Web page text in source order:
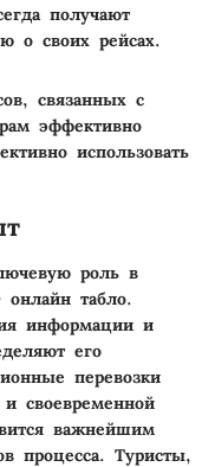
получают
о своих рейсах.
связанных с
эффективно
использовать
роль в
онлайн табло.
информации и
его
перевозки
и своевременной
важнейшим
процесса. Туристы,